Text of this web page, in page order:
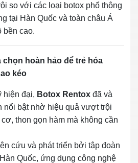
so với các loại botox phổ thông
tại Hàn Quốc và toàn châu Á
bền cao.
chọn hoàn hảo để trẻ hóa
kéo
hiện đại, Botox Rentox đã và
nổi bật nhờ hiệu quả vượt trội
thon gọn hàm mà không cần
cứu và phát triển bởi tập đoàn
Quốc, ứng dụng công nghệ